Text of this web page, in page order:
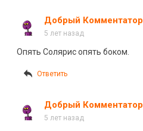
Добрый Комментатор
5 лет назад
Опять Солярис опять боком.
Ответить
Добрый Комментатор
5 лет назад